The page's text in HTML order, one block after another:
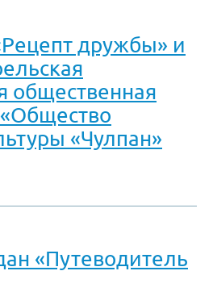
дружбы» и
общественная
«Чулпан»
«Путеводитель